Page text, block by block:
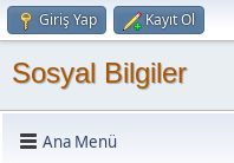
Giriş Yap Kayıt Ol
Sosyal Bilgiler
Ana Menü